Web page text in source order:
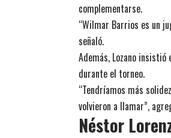
complementarse.
“Wilmar Barrios es un
señaló.
Además, Lozano
durante el torneo.
“Tendríamos más
volvieron a llamar”,
Néstor